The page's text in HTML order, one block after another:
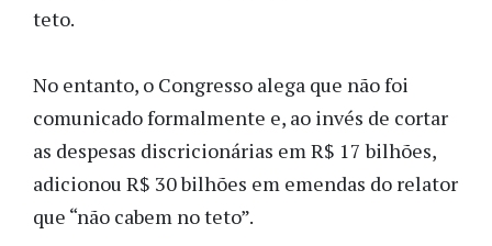
teto.
No entanto, o Congresso alega que não foi
comunicado formalmente e, ao invés de cortar
as despesas discricionárias em R$ 17 bilhões,
adicionou R$ 30 bilhões em emendas do relator
que “não cabem no teto”.